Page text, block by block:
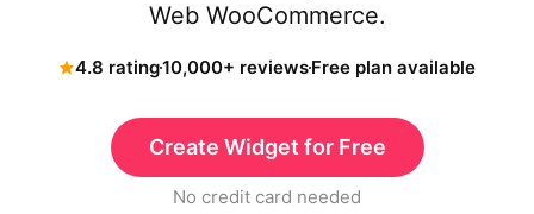
Web WooCommerce.
4.8 rating10,000+ reviewsFree plan available
Create Widget for Free
No credit card needed